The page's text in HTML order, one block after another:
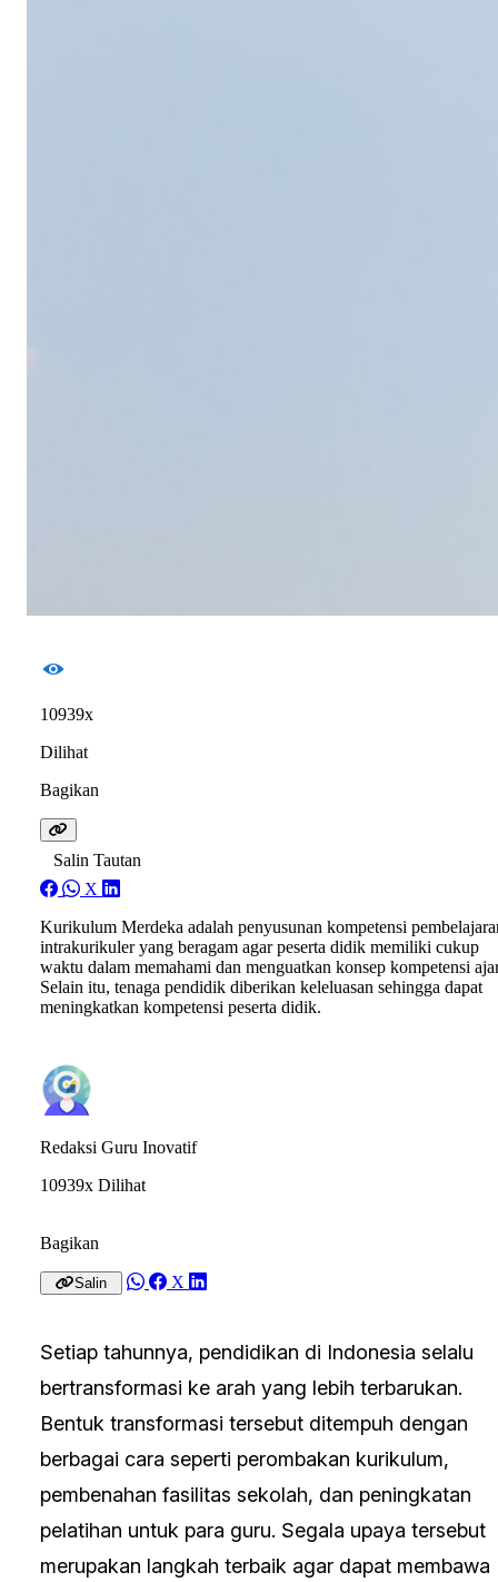
10939x
Dilihat
Bagikan
Salin Tautan
X
Kurikulum Merdeka adalah penyusunan kompetensi
intrakurikuler yang beragam agar peserta didik memiliki cukup
waktu dalam memahami dan menguatkan konsep kompetensi
Selain itu, tenaga pendidik diberikan keleluasan sehingga dapat
meningkatkan kompetensi peserta didik.
Redaksi Guru Inovatif
10939x Dilihat
Bagikan
Salin X
Setiap tahunnya, pendidikan di Indonesia selalu
bertransformasi ke arah yang lebih terbarukan.
Bentuk transformasi tersebut ditempuh dengan
berbagai cara seperti perombakan kurikulum,
pembenahan fasilitas sekolah, dan peningkatan
pelatihan untuk para guru. Segala upaya tersebut
merupakan langkah terbaik agar dapat membawa